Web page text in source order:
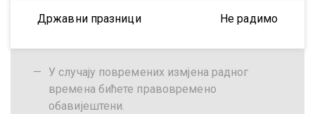
Државни празници Не радимо
У случају повремених измјена радног
времена бићете правовремено
обавијештени.